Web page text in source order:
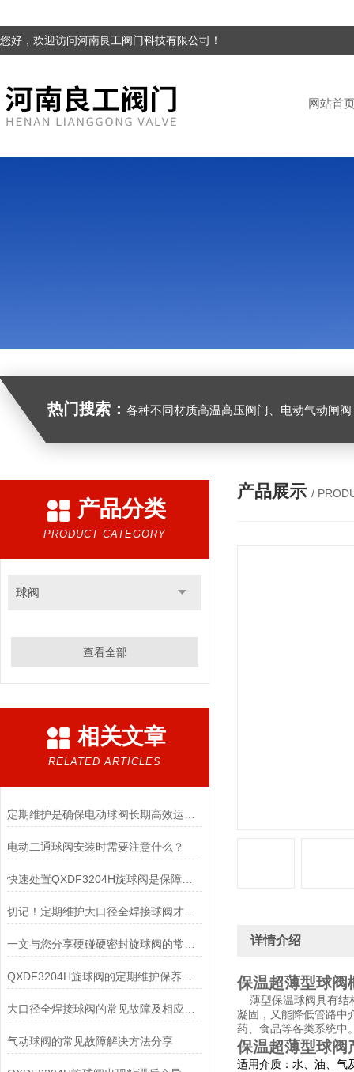
您好，欢迎访问河南良工阀门科技有限公司！
网站首
热门搜索： 各种不同材质高温高压阀门、电动气动闸阀，截止阀
产品分类
PRODUCT CATEGORY
球阀
查看全部
相关文章
RELATED ARTICLES
电动二通球阀安装时需要注意什么？
快速处置QXDF3204H旋球阀是保障连续稳定运行的关键
切记！定期维护大口径全焊接球阀才能确保系统的安全运行
QXDF3204H旋球阀的定期维护保养方法介绍
气动球阀的常见故障解决方法分享
产品展示 /
详情介绍
保温超薄型球阀
薄型保温球阀具有结
凝固，又能降低管路
药、食品等各类系统中
保温超薄型球阀
适用介质：水、油、气